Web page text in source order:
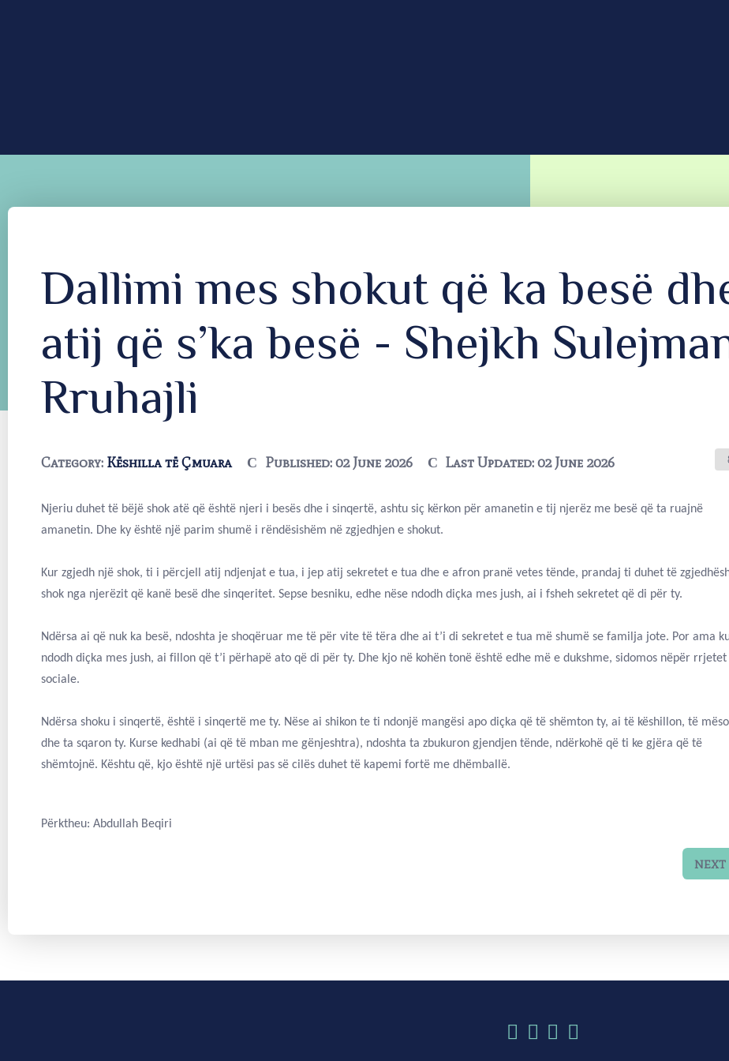
Dallimi mes shokut që ka besë
atij që s’ka besë - Shejkh
Rruhajli
Category: Këshilla të Çmuara Published: 02 June 2026 Last Updated: 02 June 2026
Njeriu duhet të bëjë shok atë që është njeri i besës dhe i sinqertë, ashtu siç kërkon për amanetin e tij njerëz me besë që ta ruajnë
amanetin. Dhe ky është një parim shumë i rëndësishëm në zgjedhjen e shokut.
Kur zgjedh një shok, ti i përcjell atij ndjenjat e tua, i jep atij sekretet e tua dhe e afron pranë vetes tënde, prandaj ti duhet të
shok nga njerëzit që kanë besë dhe sinqeritet. Sepse besniku, edhe nëse ndodh diçka mes jush, ai i fsheh sekretet që di për ty.
Ndërsa ai që nuk ka besë, ndoshta je shoqëruar me të për vite të tëra dhe ai t’i di sekretet e tua më shumë se familja jote. Por ama
ndodh diçka mes jush, ai fillon që t’i përhapë ato që di për ty. Dhe kjo në kohën tonë është edhe më e dukshme, sidomos nëpër rrjetet
sociale.
Ndërsa shoku i sinqertë, është i sinqertë me ty. Nëse ai shikon te ti ndonjë mangësi apo diçka që të shëmton ty, ai të këshillon, të
dhe ta sqaron ty. Kurse kedhabi (ai që të mban me gënjeshtra), ndoshta ta zbukuron gjendjen tënde, ndërkohë që ti ke gjëra që të
shëmtojnë. Kështu që, kjo është një urtësi pas së cilës duhet të kapemi fortë me dhëmballë.
Përktheu: Abdullah Beqiri
NEXT